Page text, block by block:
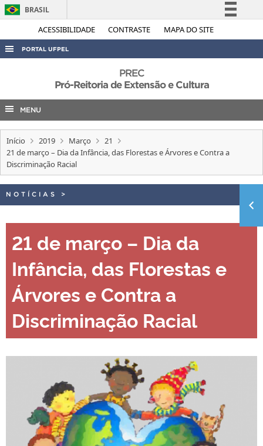
ACESSIBILIDADE CONTRASTE MAPA DO SITE
BRASIL
Simplifique!
Acesso à informação
Legislação
PORTAL UFPEL
AUDITORIA
COBALTO
CONCURSOS
INTERNACIONAL
PREC
Pró-Reitoria de Extensão e Cultura
MENU
Início 2019 Março
21
21 de março – Dia da Infância, das Florestas e Árvores e Contra a
Discriminação Racial
NOTÍCIAS >
21 de março – Dia da
Infância, das Florestas e
Árvores e Contra a
Discriminação Racial